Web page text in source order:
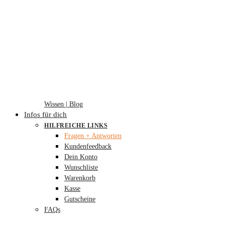
Wissen | Blog
Infos für dich
HILFREICHE LINKS
Fragen + Antworten
Kundenfeedback
Dein Konto
Wunschliste
Warenkorb
Kasse
Gutscheine
FAQs